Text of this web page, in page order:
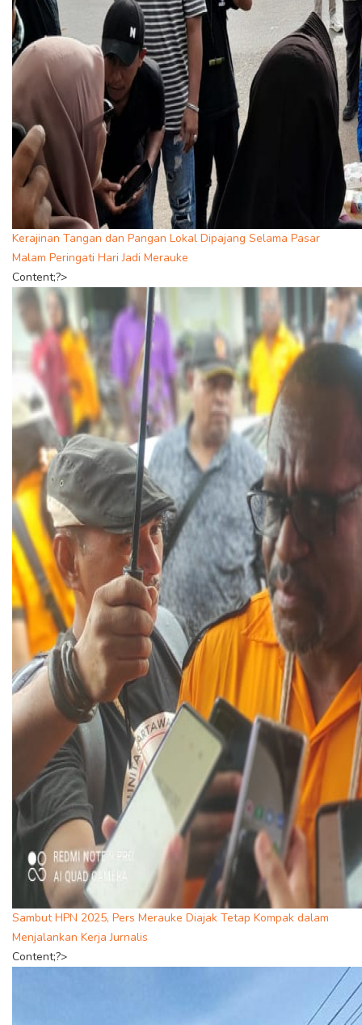
Kerajinan Tangan dan Pangan Lokal Dipajang Selama Pasar
Malam Peringati Hari Jadi Merauke
Content;?>
Sambut HPN 2025, Pers Merauke Diajak Tetap Kompak dalam
Menjalankan Kerja Jurnalis
Content;?>